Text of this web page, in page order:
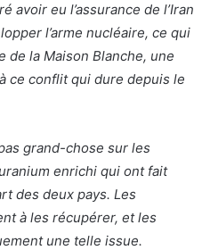
avoir eu l’assurance de l’Iran
l’arme nucléaire, ce qui
la Maison Blanche, une
ce conflit qui dure depuis le
grand-chose sur les
enrichi qui ont fait
des deux pays. Les
à les récupérer, et les
une telle issue.